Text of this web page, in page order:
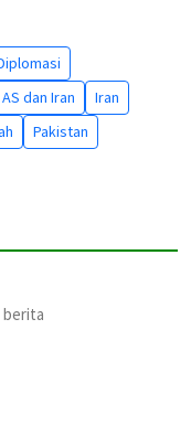
dan Iran
Iran
Pakistan
berita